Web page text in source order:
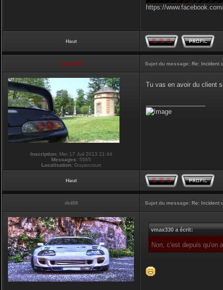
https://
Haut
vmax330 Sujet du message: Re: Incident
Inscription:Mer 17 Juil 2013 21:44
Messages: 5565
Localisation: Guyancourt
Tu vas en avoir du client
Haut
did88 Sujet du message: Re: Incident
vmax330 a écrit:
Non, c'est depuis qu'on